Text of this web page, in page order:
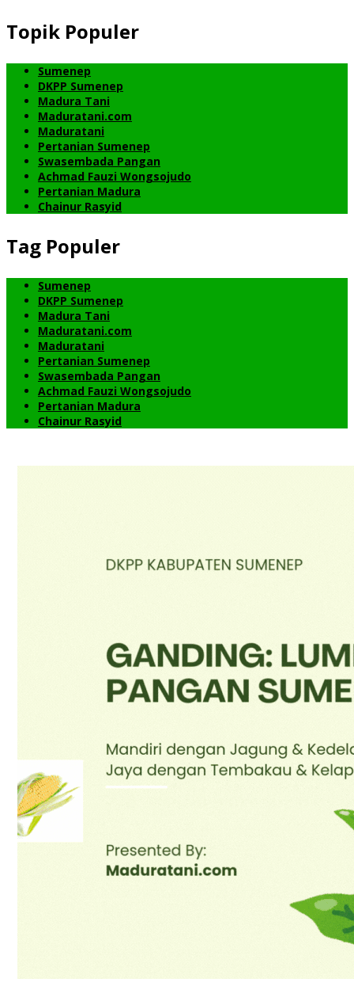
Topik Populer
Sumenep
DKPP Sumenep
Madura Tani
Maduratani.com
Maduratani
Pertanian Sumenep
Swasembada Pangan
Achmad Fauzi Wongsojudo
Pertanian Madura
Chainur Rasyid
Tag Populer
Sumenep
DKPP Sumenep
Madura Tani
Maduratani.com
Maduratani
Pertanian Sumenep
Swasembada Pangan
Achmad Fauzi Wongsojudo
Pertanian Madura
Chainur Rasyid